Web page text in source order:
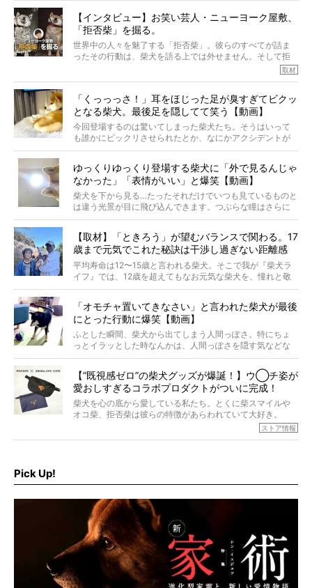
語でした。
※画像はすべてイメージです
※この記事は個人の感想であり、効果・効能を示すものではありません
そんな噂を聞きつけ、今回はハワイの柴犬たちを取材して
きました！
【インタビュー】お笑い芸人・ニューヨーク屋敷、
「拒否柴」を掘る。
世界中の人々を魅了する「拒否柴」。彼らのすべてが詰ま
ったその行動は、柴犬を語る上では外せません。そして拒
否柴がここまで話題になるのは、“映える”ことも理由のひと
がるのでしょうか。
最近版画製作を始めた、お笑いコンビ「ニューヨーク」の
屋敷裕政さんに、拒否柴を掘っていただきました！ イン
タビューと合わせてご覧ください。
取材
「くっっっさ！」耳をほじった足が臭すぎてビクッ
となる柴犬。最後足を隠してて笑う【動画】
今回登場するのは驚いてしまった柴犬たち。そうはいって
も誰かにビックリさせられたとか、なにかアクシデントが
起きたとか、そういうことが原因ではありません。全ての
ゆっくりゆっくり登場する柴犬に「外で見るんじゃ
なかった」「表情がいい」と爆笑【動画】
柴犬を下から見る…たったそれだけでいつも見ているものと
は違う光景が目に飛び込んできます。つぶらな瞳はさらに
つぶらに見え、モフモフのお顔はさらにモフモフに見えま
【取材】「ときろう」が望むバランスで関わる。17
歳まで元気でこれた秘訣は干渉し過ぎない距離感
#38ときろう
平均寿命は12〜15歳と言われる柴犬。そこで我が『柴犬ラ
イフ』では、12歳を超えてもなお元気な柴犬を、憧れと敬
意を込めて“レジェンド柴”と呼んでいます。 この特集で
ォーカスし、その元気の秘訣や、老犬と暮らすうえで大切
だと思うことを、オーナーさんに語っていただきます。今
回登場してくれたのは、17歳のときろうくん。小さい頃か
ら食が細かったため、何でも食べさせてきたということで
「オモチャ置いてきなさい」と言われた柴犬が最後
にとった行動に爆笑【動画】
ふとした瞬間、柴犬から出てしまう人間っぽさ。特にちょ
っとイラッとした時なんかは、人間っぽさを隠す気などな
いように見えます。もしかして本当の本当は、中身は人間
【“既視感ゼロ”の柴犬グッズが爆誕！】ウ◯チ姿が
愛おしすぎるコラボプロダクトがついに完成！
柴犬を心の底から愛している私たち。とくに柴スマイルや
オコ柴、拒否柴は彼らの特徴があらわれていて大好き。
でもちょっと待て…もうひとつ、忘れてはならない愛おしい
ストア情報
Pick Up!